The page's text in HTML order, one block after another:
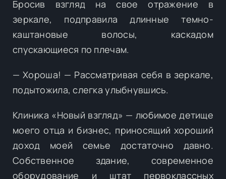
Бросив взгляд на свое отражение в
зеркале, подправила длинные темно-
каштановые волосы, каскадом
спускающиеся по плечам.
— Хороша! — Рассматривая себя в зеркале,
подытожила, слегка улыбнувшись.
Клиника «Новый взгляд» — любимое детище
моего отца и бизнес, приносящий хороший
доход моей семье достаточно давно.
Собственное здание, современное
оборудование и штат первоклассных